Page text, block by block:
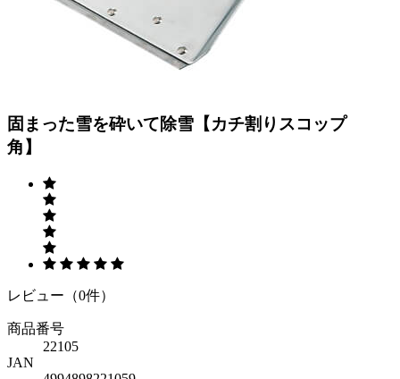
固まった雪を砕いて除雪【カチ割りスコップ
角】
レビュー（0件）
商品番号
22105
JAN